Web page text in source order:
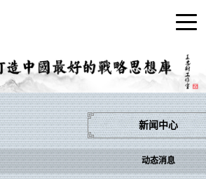
新闻中心
动态消息